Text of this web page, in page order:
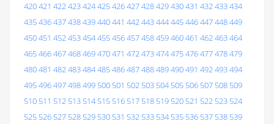
420421 422423424425426427428429430431 432433434
435436437438439440441 442443444445446447448449
450451 452453454455456457458459460461 462463464
465466467468469470471 472473474475476477478479
480481 482483484485486487488489490491 492493494
495496497498499 500 501 502 503 504 505 506 507 508 509
510 511 512 513 514 515 516 517 518 519 520 521 522 523 524
525 526 527 528 529 530 531 532 533 534 535 536 537 538 539